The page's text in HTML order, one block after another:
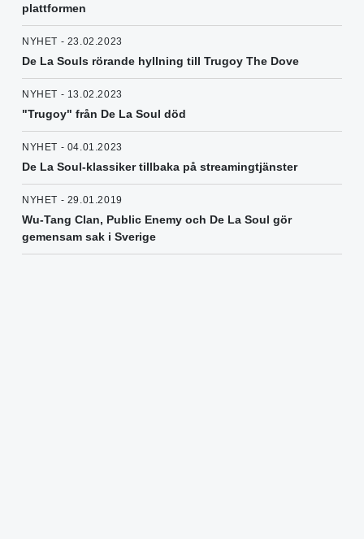
plattformen
NYHET - 23.02.2023
De La Souls rörande hyllning till Trugoy The Dove
NYHET - 13.02.2023
"Trugoy" från De La Soul död
NYHET - 04.01.2023
De La Soul-klassiker tillbaka på streamingtjänster
NYHET - 29.01.2019
Wu-Tang Clan, Public Enemy och De La Soul gör
gemensam sak i Sverige